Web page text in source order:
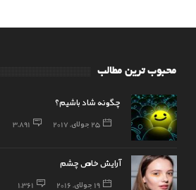
محبوب ترین مطالب
چگونه شاد باشیم؟
25 جولای, 2017 3,891
آرایش خاص چشم
19 جولای, 2016 1,361